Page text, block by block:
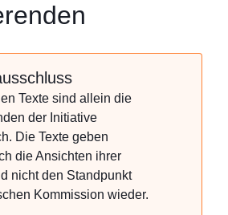
Texte sind allein die
der Initiative
Die Texte geben
die Ansichten ihrer
nicht den Standpunkt
Kommission wieder.